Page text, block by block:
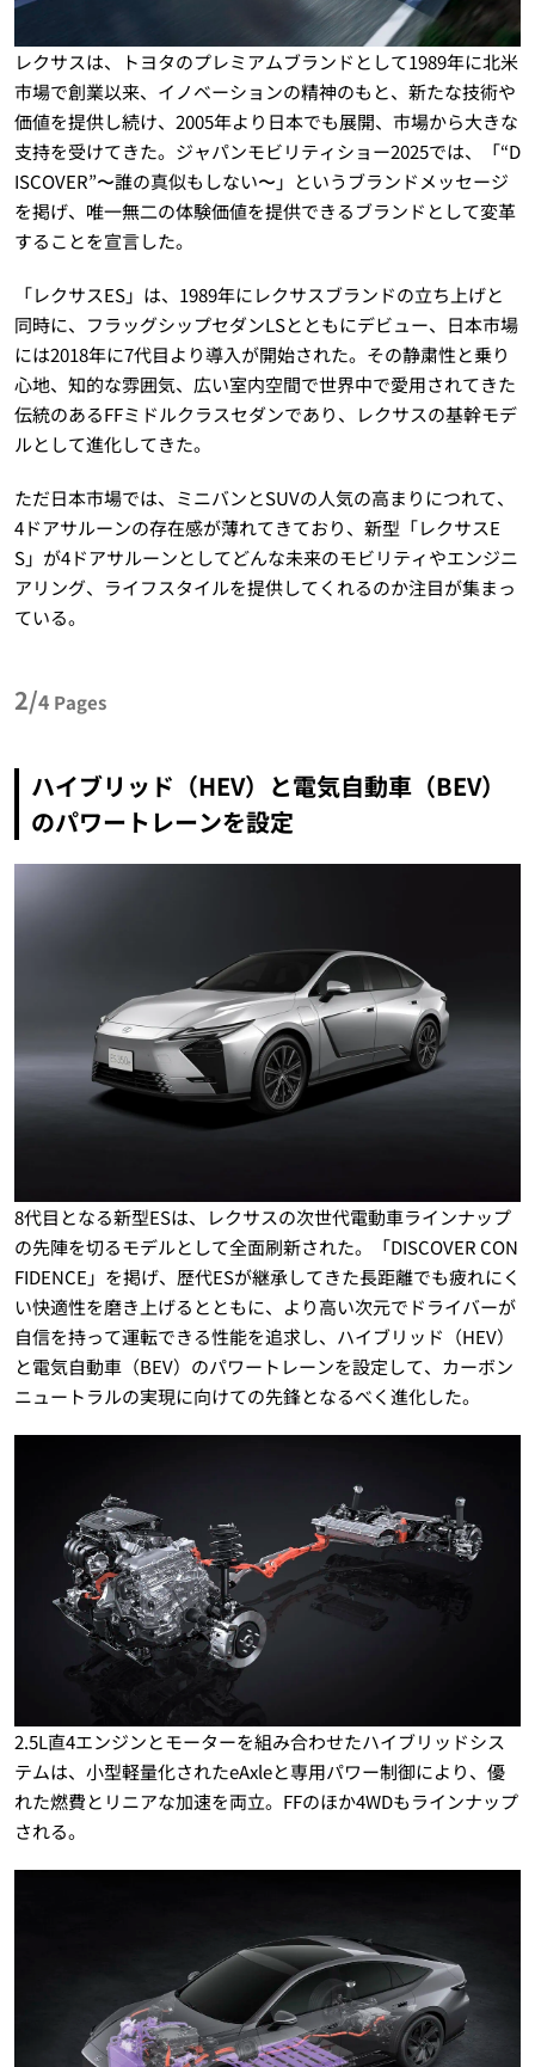
レクサスは、トヨタのプレミアムブランドとして1989年に北米
市場で創業以来、イノベーションの精神のもと、新たな技術や
価値を提供し続け、2005年より日本でも展開、市場から大きな
支持を受けてきた。ジャパンモビリティショー2025では、「“D
ISCOVER”〜誰の真似もしない〜」というブランドメッセージ
を掲げ、唯一無二の体験価値を提供できるブランドとして変革
することを宣言した。
「レクサスES」は、1989年にレクサスブランドの立ち上げと
同時に、フラッグシップセダンLSとともにデビュー、日本市場
には2018年に7代目より導入が開始された。その静粛性と乗り
心地、知的な雰囲気、広い室内空間で世界中で愛用されてきた
伝統のあるFFミドルクラスセダンであり、レクサスの基幹モデ
ルとして進化してきた。
ただ日本市場では、ミニバンとSUVの人気の高まりにつれて、
4ドアサルーンの存在感が薄れてきており、新型「レクサスE
S」が4ドアサルーンとしてどんな未来のモビリティやエンジニ
アリング、ライフスタイルを提供してくれるのか注目が集まっ
ている。
2/4 Pages
ハイブリッド（HEV）と電気自動車（BEV）
のパワートレーンを設定
8代目となる新型ESは、レクサスの次世代電動車ラインナップ
の先陣を切るモデルとして全面刷新された。「DISCOVER CON
FIDENCE」を掲げ、歴代ESが継承してきた長距離でも疲れにく
い快適性を磨き上げるとともに、より高い次元でドライバーが
自信を持って運転できる性能を追求し、ハイブリッド（HEV）
と電気自動車（BEV）のパワートレーンを設定して、カーボン
ニュートラルの実現に向けての先鋒となるべく進化した。
2.5L直4エンジンとモーターを組み合わせたハイブリッドシス
テムは、小型軽量化されたeAxleと専用パワー制御により、優
れた燃費とリニアな加速を両立。FFのほか4WDもラインナップ
される。